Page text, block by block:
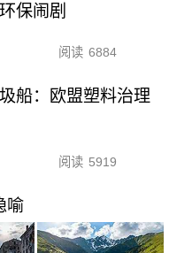
保闹剧
阅读 6884
船：欧盟塑料治理
阅读 5919
喻